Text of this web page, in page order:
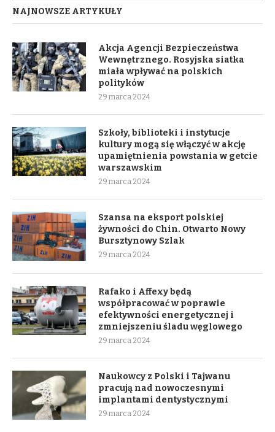
NAJNOWSZE ARTYKUŁY
Akcja Agencji Bezpieczeństwa
Wewnętrznego. Rosyjska siatka
miała wpływać na polskich
polityków
29 marca 2024
Szkoły, biblioteki i instytucje
kultury mogą się włączyć w akcję
upamiętnienia powstania w getcie
warszawskim
29 marca 2024
Szansa na eksport polskiej
żywności do Chin. Otwarto Nowy
Bursztynowy Szlak
29 marca 2024
Rafako i Affexy będą
współpracować w poprawie
efektywności energetycznej i
zmniejszeniu śladu węglowego
29 marca 2024
Naukowcy z Polski i Tajwanu
pracują nad nowoczesnymi
implantami dentystycznymi
29 marca 2024